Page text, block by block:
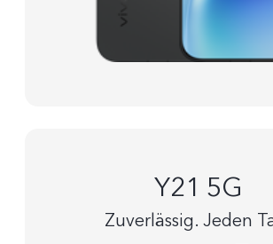
Y21 5G
Zuverlässig. Jeden